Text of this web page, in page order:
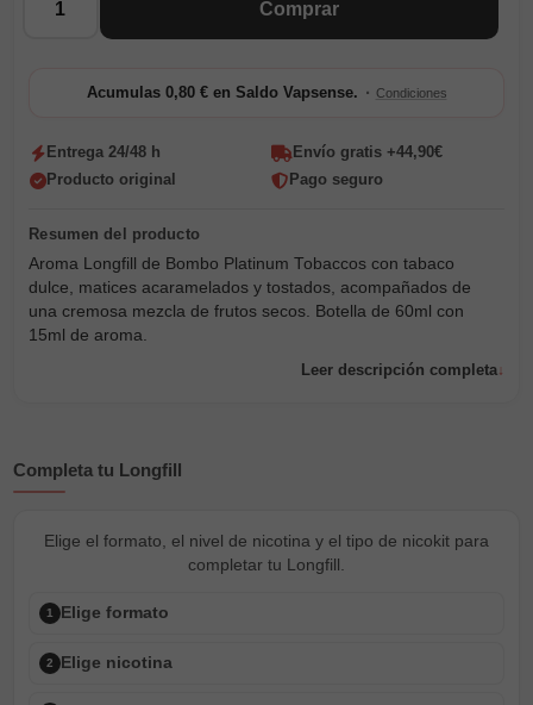
Comprar
Acumulas 0,80 € en Saldo Vapsense. · Condiciones
Entrega 24/48 h
Envío gratis +44,90€
Producto original
Pago seguro
Aroma Longfill de Bombo Platinum Tobaccos con tabaco
dulce, matices acaramelados y tostados, acompañados de
una cremosa mezcla de frutos secos. Botella de 60ml con
15ml de aroma.
Leer descripción completa
Completa tu Longfill
Elige el formato, el nivel de nicotina y el tipo de nicokit para
completar tu Longfill.
1 Elige formato
2 Elige nicotina